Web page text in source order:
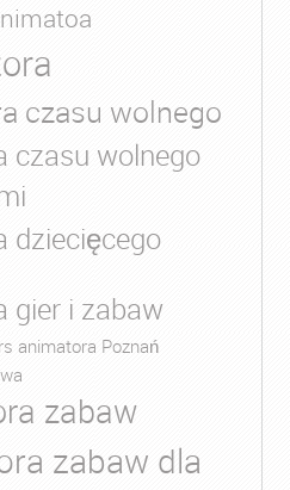
czasu wolnego
czasu wolnego
dziecięcego
gier i zabaw
animatora Poznań
zabaw
zabaw dla